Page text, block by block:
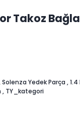
Takoz
Solenza Yedek Parça ,1.4
, TY_kategori